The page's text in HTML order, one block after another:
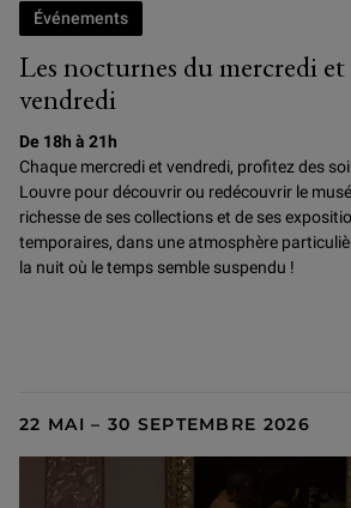
Les nocturnes du mercredi
vendredi
Événements
De 18h à 21h
Chaque mercredi et vendredi, profitez des
Louvre pourdécouvrir ou redécouvrir le
richesse de ses collections et de ses
temporaires, dans une atmosphère
la nuit où le temps semble suspendu !
22 MAI – 30 SEPTEMBRE 2026